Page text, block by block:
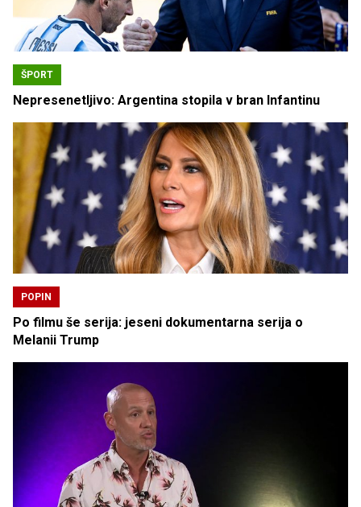
ŠPORT
Nepresenetljivo: Argentina stopila v bran Infantinu
POPIN
Po filmu še serija: jeseni dokumentarna serija o
Melanii Trump